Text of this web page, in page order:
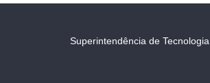
Superintendência de